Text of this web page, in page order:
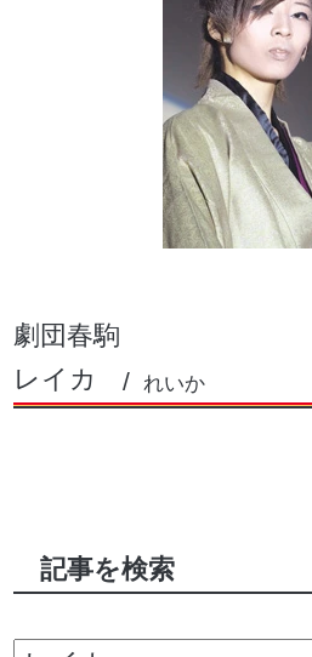
劇団春駒
レイカ
れいか
記事を検索